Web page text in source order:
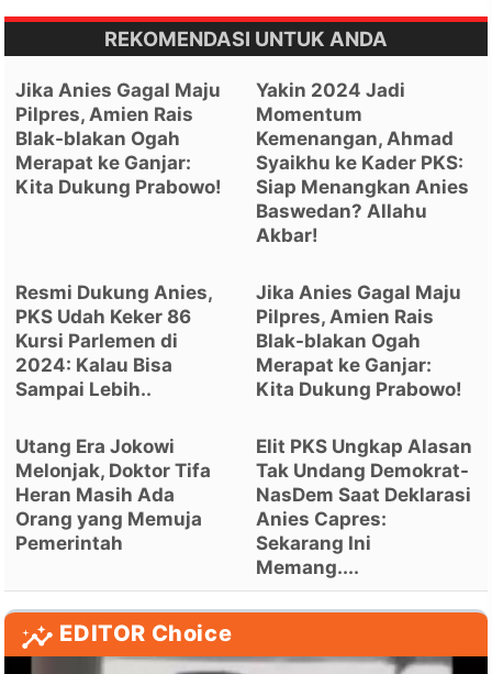
REKOMENDASI UNTUK ANDA
Jika Anies Gagal Maju
Pilpres, Amien Rais
Blak-blakan Ogah
Merapat ke Ganjar:
Kita Dukung Prabowo!
Yakin 2024 Jadi
Momentum
Kemenangan, Ahmad
Syaikhu ke Kader PKS:
Siap Menangkan Anies
Baswedan? Allahu
Akbar!
Resmi Dukung Anies,
PKS Udah Keker 86
Kursi Parlemen di
2024: Kalau Bisa
Sampai Lebih..
Jika Anies Gagal Maju
Pilpres, Amien Rais
Blak-blakan Ogah
Merapat ke Ganjar:
Kita Dukung Prabowo!
Utang Era Jokowi
Melonjak, Doktor Tifa
Heran Masih Ada
Orang yang Memuja
Pemerintah
Elit PKS Ungkap Alasan
Tak Undang Demokrat-
NasDem Saat Deklarasi
Anies Capres:
Sekarang Ini
Memang....
EDITOR Choice